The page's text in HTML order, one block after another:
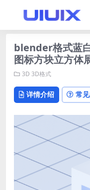
blender格式蓝
图标方块立方体
3D 3D格式
详情介绍 常